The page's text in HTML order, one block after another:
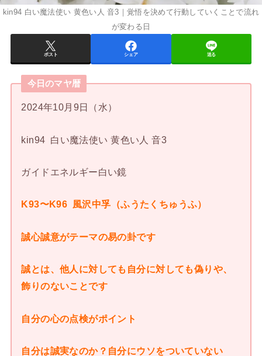
kin94 白い魔法使い 黄色い人 音3｜覚悟を決めて行動していくことで流れ
が変わる日
ポスト シェア 送る
今日のマヤ暦
2024年10月9日（水）
kin94 白い魔法使い 黄色い人 音3
ガイドエネルギー白い鏡
K93〜K96 風沢中孚（ふうたくちゅうふ）
誠心誠意がテーマの易の卦です
誠とは、他人に対しても自分に対しても偽りや、
飾りのないことです
自分の心の点検がポイント
自分は誠実なのか？自分にウソをついていない